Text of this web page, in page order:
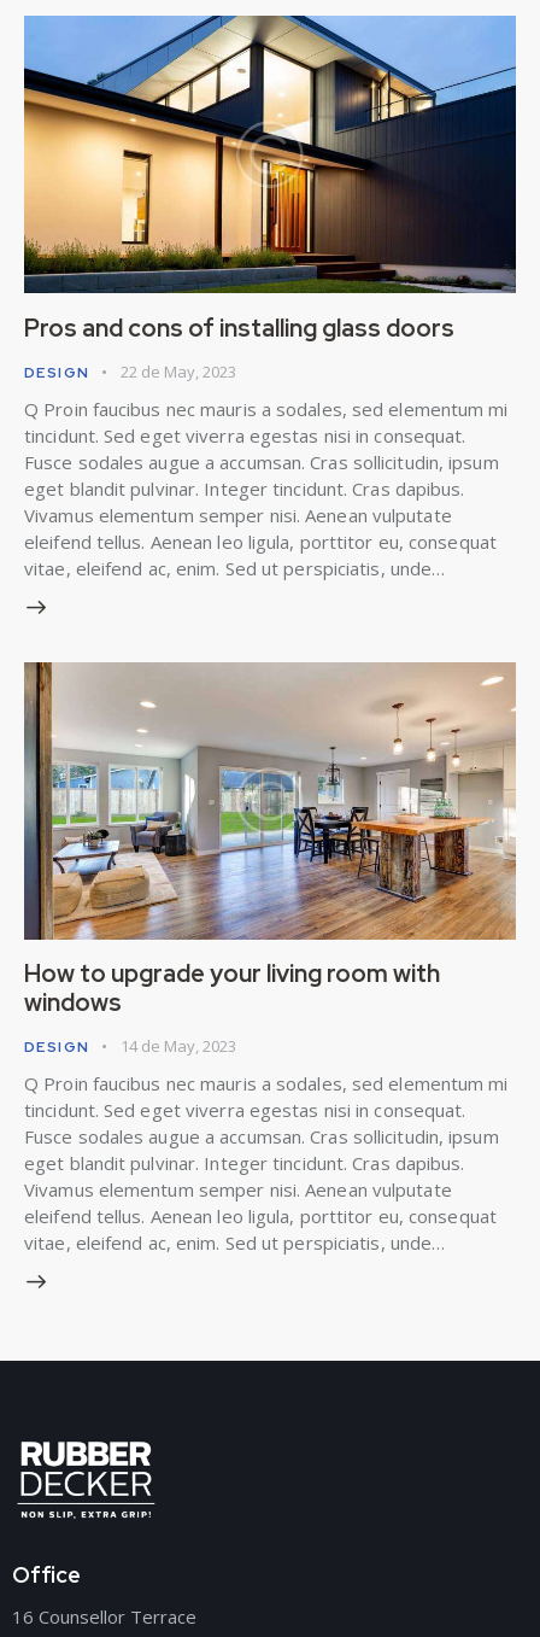
Pros and cons of installing glass doors
DESIGN 22 de May, 2023
Q Proin faucibus nec mauris a sodales, sed elementum mi
tincidunt. Sed eget viverra egestas nisi in consequat.
Fusce sodales augue a accumsan. Cras sollicitudin, ipsum
eget blandit pulvinar. Integer tincidunt. Cras dapibus.
Vivamus elementum semper nisi. Aenean vulputate
eleifend tellus. Aenean leo ligula, porttitor eu, consequat
vitae, eleifend ac, enim. Sed ut perspiciatis, unde…
How to upgrade your living room with
windows
DESIGN 14 de May, 2023
Q Proin faucibus nec mauris a sodales, sed elementum mi
tincidunt. Sed eget viverra egestas nisi in consequat.
Fusce sodales augue a accumsan. Cras sollicitudin, ipsum
eget blandit pulvinar. Integer tincidunt. Cras dapibus.
Vivamus elementum semper nisi. Aenean vulputate
eleifend tellus. Aenean leo ligula, porttitor eu, consequat
vitae, eleifend ac, enim. Sed ut perspiciatis, unde…
Office
16 Counsellor Terrace